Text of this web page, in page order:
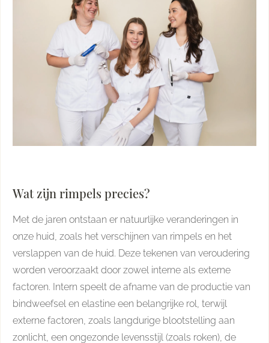
Wat zijn rimpels precies?
Met de jaren ontstaan er natuurlijke veranderingen in
onze huid, zoals het verschijnen van rimpels en het
verslappen van de huid. Deze tekenen van veroudering
worden veroorzaakt door zowel interne als externe
factoren. Intern speelt de afname van de productie van
bindweefsel en elastine een belangrijke rol, terwijl
externe factoren, zoals langdurige blootstelling aan
zonlicht, een ongezonde levensstijl (zoals roken), de